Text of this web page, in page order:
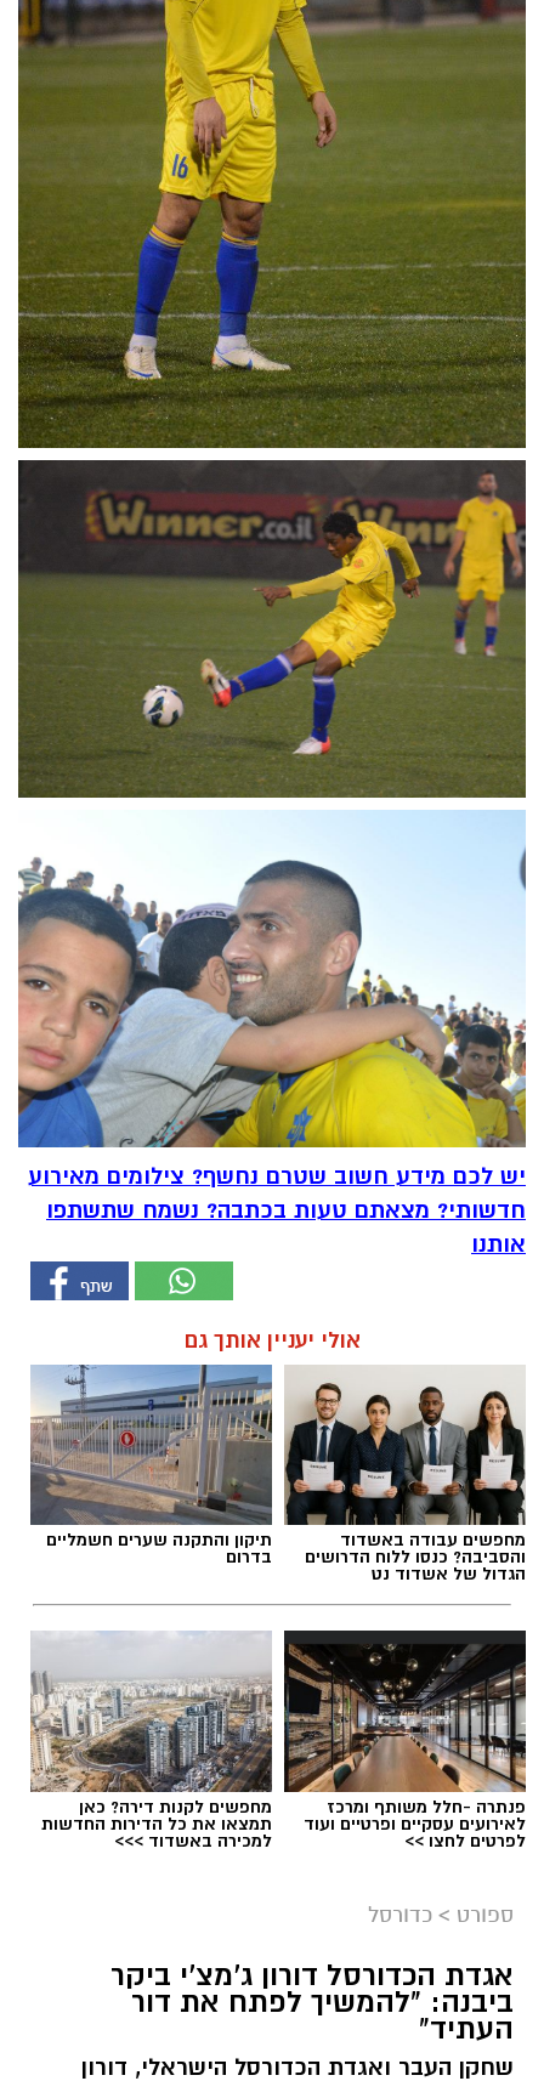
יש לכם מידע חשוב שטרם נחשף? צילומים מאירוע
חדשותי? מצאתם טעות בכתבה? נשמח שתשתפו
אותנו
אולי יעניין אותך גם
מחפשים עבודה באשדוד
והסביבה? כנסו ללוח הדרושים
הגדול של אשדוד נט
תיקון והתקנה שערים חשמליים
בדרום
פנתרה -חלל משותף ומרכז
לאירועים עסקיים ופרטיים ועוד
לפרטים לחצו >>
מחפשים לקנות דירה? כאן
תמצאו את כל הדירות החדשות
למכירה באשדוד >>>
ספורט > כדורסל
אגדת הכדורסל דורון ג'מצ'י ביקר
ביבנה: "להמשיך לפתח את דור
העתיד"
שחקן העבר ואגדת הכדורסל הישראלי, דורון